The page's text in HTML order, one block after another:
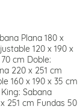
Plana 180 x
120 x 190 x
cm Doble:
220 x 251 cm
160 x 190 x 35 cm
Sabana
251 cm Fundas 50